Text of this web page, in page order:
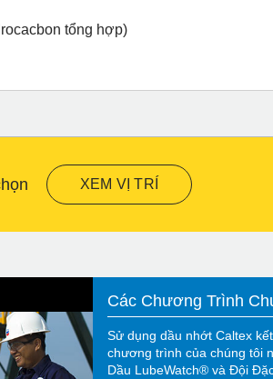
tổng hợp)
XEM VỊ TRÍ
Các Chương Trình
Sử dụng dầu nhớt Caltex
chương trình của chúng tôi
Dầu LubeWatch® và Đội